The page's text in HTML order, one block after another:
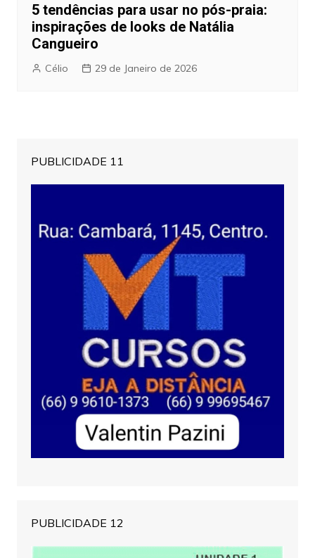
5 tendências para usar no pós-praia:
inspirações de looks de Natália
Cangueiro
Célio 29 de Janeiro de 2026
PUBLICIDADE 11
PUBLICIDADE 12